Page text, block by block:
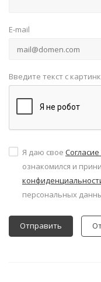
E-mail
Введите текст с
Я даю свое
ознакомился и
персональных